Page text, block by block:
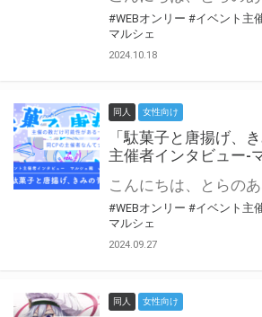
#WEBオンリー #イベント主
マルシェ
2024.10.18
同人 女性向け
「駄菓子と唐揚げ、
主催者インタビュー-
#WEBオンリー #イベント主
マルシェ
2024.09.27
同人 女性向け